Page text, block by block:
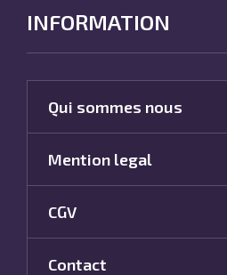
INFORMATION
Qui sommes nous
Mention legal
CGV
Contact